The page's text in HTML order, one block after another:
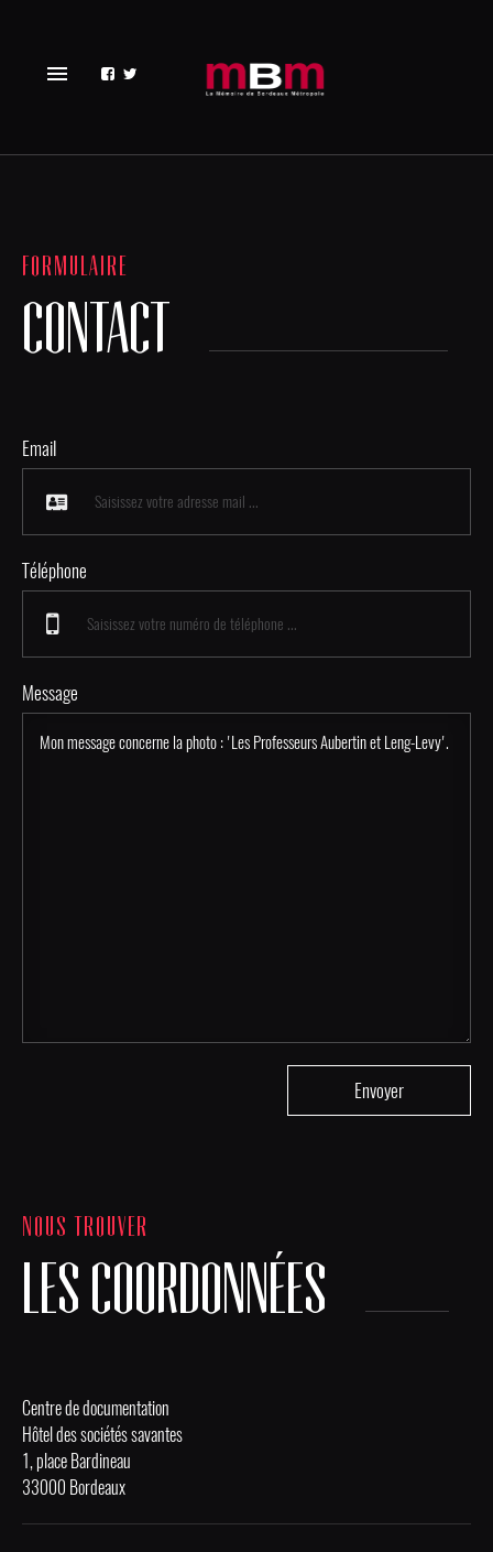
menu
FORMULAIRE
CONTACT
Email
Téléphone
Message
NOUS TROUVER
LES COORDONNÉES
Centre de documentation
Hôtel des sociétés savantes
1, place Bardineau
33000 Bordeaux